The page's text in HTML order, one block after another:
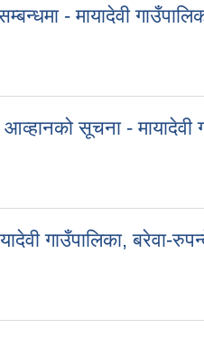
- मायादेवी
सूचना - मायादेवी
गाउँपालिका, बरेवा-